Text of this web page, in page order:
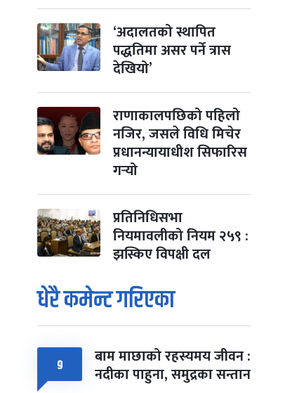
‘अदालतको स्थापित
पद्धतिमा असर पर्ने त्रास
देखियो’
राणाकालपछिको पहिलो
नजिर, जसले विधि मिचेर
प्रधानन्यायाधीश सिफारिस
गर्‍यो
प्रतिनिधिसभा
नियमावलीको नियम २५९ :
झस्किए विपक्षी दल
धेरै कमेन्ट गरिएका
९ बाम माछाको रहस्यमय जीवन :
नदीका पाहुना, समुद्रका सन्तान